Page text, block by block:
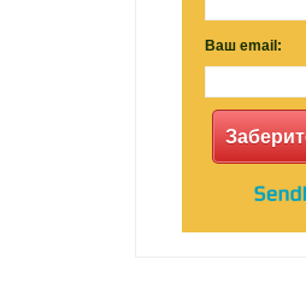
Ваш email: